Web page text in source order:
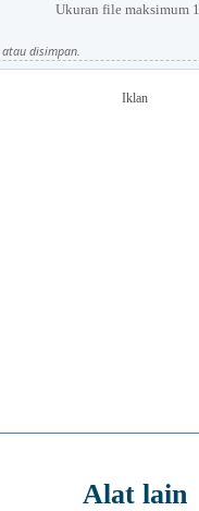
Ukuran file maksimum
disimpan.
Iklan
Alat lain